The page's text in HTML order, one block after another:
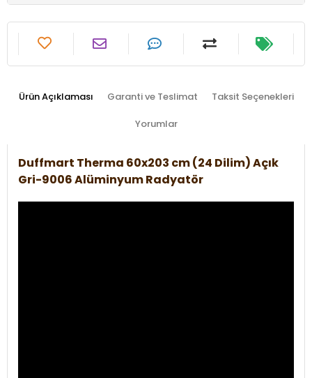
Ürün Açıklaması Garanti ve Teslimat Taksit Seçenekleri
Yorumlar
Duffmart Therma 60x203 cm (24 Dilim) Açık
Gri-9006 Alüminyum Radyatör